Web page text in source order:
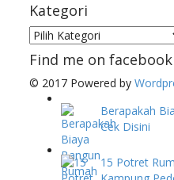
Kategori
Kategori
Find me on facebook
© 2017 Powered by
Berapakah
Cek Disini
15 Potret